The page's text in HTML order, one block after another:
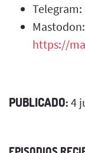
Telegram:
Mastodon:
https://
PUBLICADO: 4